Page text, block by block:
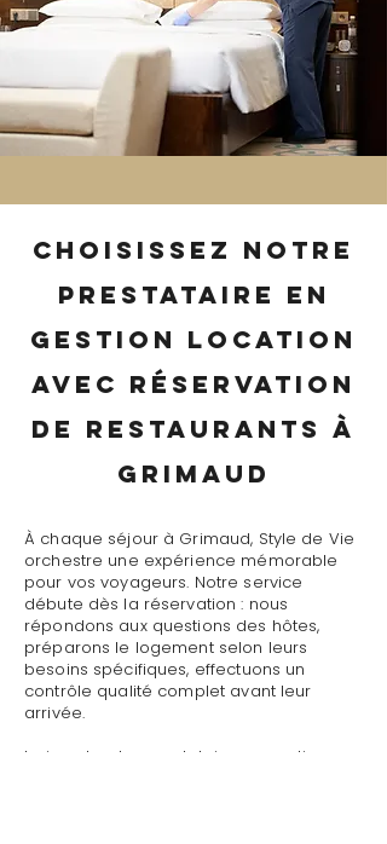
Choisissez notre
prestataire en
gestion location
avec réservation
de restaurants à
Grimaud
À chaque séjour à Grimaud, Style de Vie
orchestre une expérience mémorable
pour vos voyageurs. Notre service
débute dès la réservation : nous
répondons aux questions des hôtes,
préparons le logement selon leurs
besoins spécifiques, effectuons un
contrôle qualité complet avant leur
arrivée.
Le jour J, notre prestataire en gestion